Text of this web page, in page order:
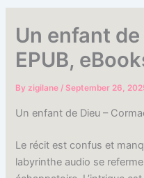
Un enfant de
EPUB,
Byzigilane/ September 26,
Un enfant de Dieu –
Le récit est confus et
labyrinthe audio se